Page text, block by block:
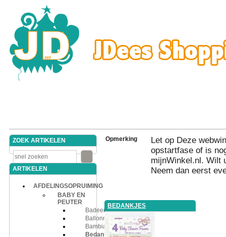
ZOEK ARTIKELEN
ARTIKELEN
AFDELINGSOPRUIMING
BABY EN
PEUTER
Badeend
Ballonnen
Bambia
Bedankjes
Opmerking
Let op Deze
opstartfase of is
mijnWinkel.nl. Wilt
Neem dan eerst
BEDANKJES